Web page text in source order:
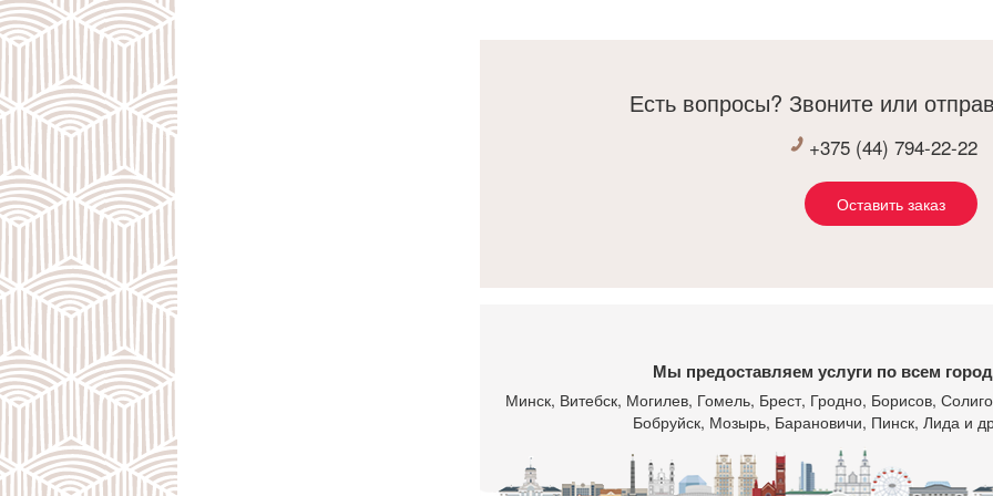
обалденно
Есть вопросы? Звоните или
+375 (44) 794-22-22
Оставить заказ
Мы предоставляем услуги по всем
Минск, Витебск, Могилев, Гомель, Брест, Гродно, Борисов,
Бобруйск, Мозырь, Барановичи, Пинск, Лида и